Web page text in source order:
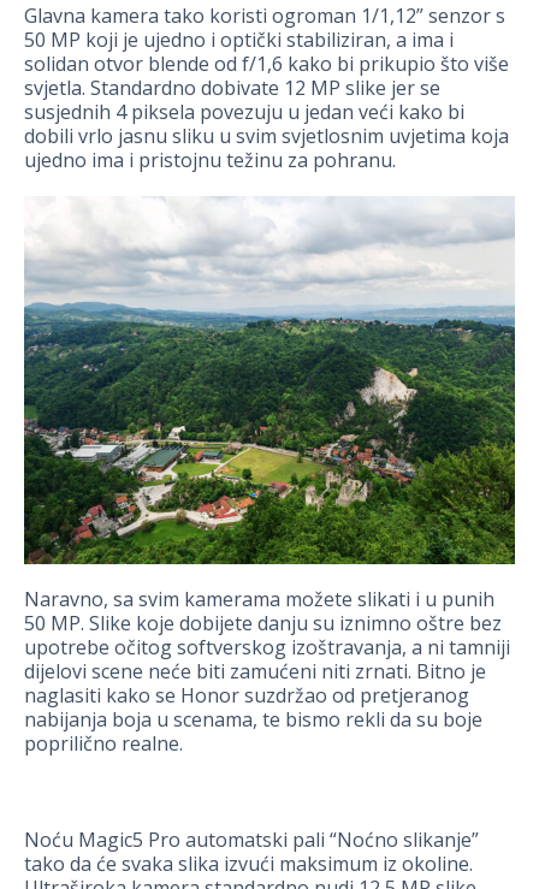
Glavna kamera tako koristi ogroman 1/1,12” senzor s
50 MP koji je ujedno i optički stabiliziran, a ima i
solidan otvor blende od f/1,6 kako bi prikupio što više
svjetla. Standardno dobivate 12 MP slike jer se
susjednih 4 piksela povezuju u jedan veći kako bi
dobili vrlo jasnu sliku u svim svjetlosnim uvjetima koja
ujedno ima i pristojnu težinu za pohranu.
Naravno, sa svim kamerama možete slikati i u punih
50 MP. Slike koje dobijete danju su iznimno oštre bez
upotrebe očitog softverskog izoštravanja, a ni tamniji
dijelovi scene neće biti zamućeni niti zrnati. Bitno je
naglasiti kako se Honor suzdržao od pretjeranog
nabijanja boja u scenama, te bismo rekli da su boje
poprilično realne.
Noću Magic5 Pro automatski pali “Noćno slikanje”
tako da će svaka slika izvući maksimum iz okoline.